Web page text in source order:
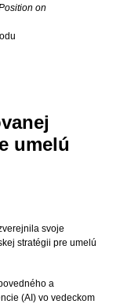
on
umelú
svoje
stratégii pre umelú
a
(AI) vo vedeckom